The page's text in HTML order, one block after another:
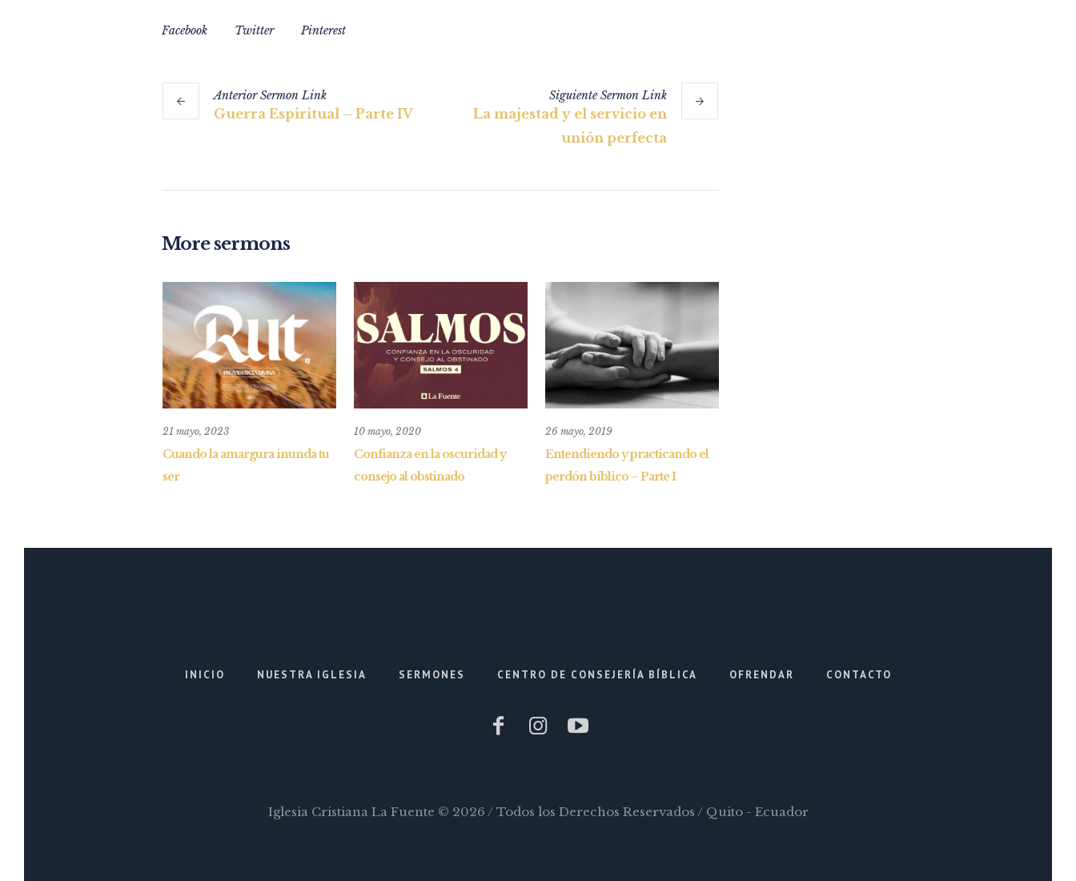
Facebook Twitter Pinterest
AnteriorSermonLink
Guerra Espiritual – Parte IV
SiguienteSermonLink
La majestad y el servicio en
unión perfecta
More sermons
21 mayo, 2023
Cuando la amargura inunda tu
ser
10 mayo, 2020
Confianza en la oscuridad y
consejo al obstinado
26 mayo, 2019
Entendiendo y practicando el
perdón bíblico – Parte I
INICIO NUESTRA IGLESIA SERMONES CENTRO DE CONSEJERÍA BÍBLICA OFRENDAR CONTACTO
Iglesia Cristiana La Fuente © 2026 / Todos los Derechos Reservados / Quito - Ecuador